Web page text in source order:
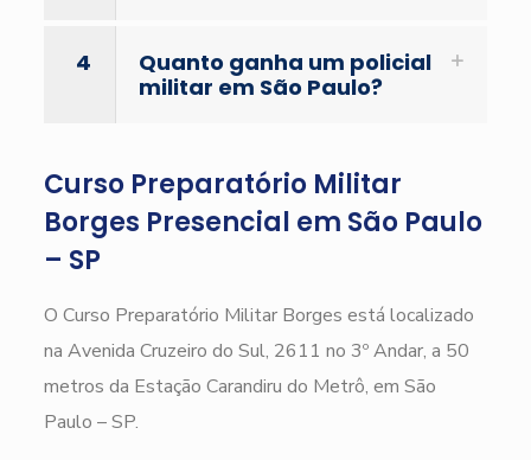
4
Quanto ganha um policial
militar em São Paulo?
Curso Preparatório Militar
Borges Presencial em São Paulo
– SP
O Curso Preparatório Militar Borges está localizado
na Avenida Cruzeiro do Sul, 2611 no 3º Andar, a 50
metros da Estação Carandiru do Metrô, em São
Paulo – SP.